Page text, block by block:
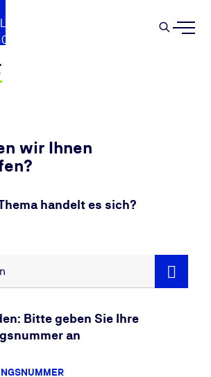
wir Ihnen
handelt es sich?
Bitte geben Sie Ihre
an